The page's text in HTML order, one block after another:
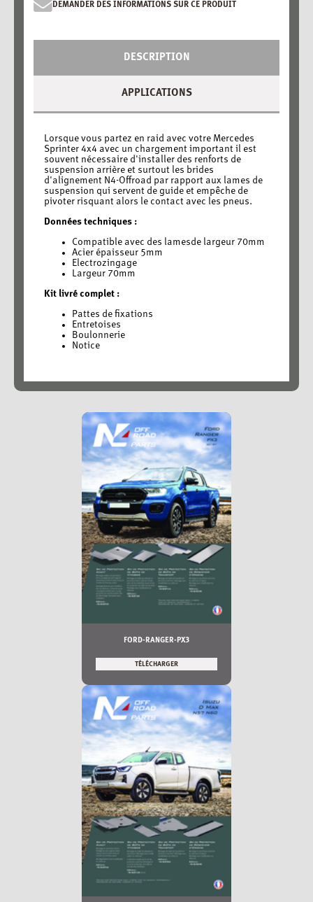
DEMANDER DES INFORMATIONS SUR CE PRODUIT
DESCRIPTION
APPLICATIONS
Lorsque vous partez en raid avec votre Mercedes
Sprinter 4x4 avec un chargement important il est
souvent nécessaire d'installer des renforts de
suspension arrière et surtout les brides
d'alignement N4-Offroad par rapport aux lames de
suspension qui servent de guide et empêche de
pivoter risquant alors le contact avec les pneus.
Données techniques :
Compatible avec des lamesde largeur 70mm
Acier épaisseur 5mm
Electrozingage
Largeur 70mm
Kit livré complet :
Pattes de fixations
Entretoises
Boulonnerie
Notice
FORD-RANGER-PX3
TÉLÉCHARGER